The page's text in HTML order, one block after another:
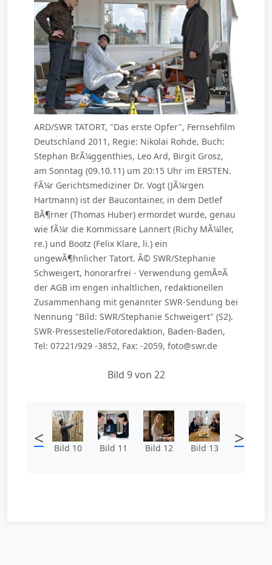
ARD/SWR TATORT, "Das erste Opfer", Fernsehfilm
Deutschland 2011, Regie: Nikolai Rohde, Buch:
Stephan BrÃ¼ggenthies, Leo Ard, Birgit Grosz,
am Sonntag (09.10.11) um 20:15 Uhr im ERSTEN.
FÃ¼r Gerichtsmediziner Dr. Vogt (JÃ¼rgen
Hartmann) ist der Baucontainer, in dem Detlef
BÃ¶rner (Thomas Huber) ermordet wurde, genau
wie fÃ¼r die Kommissare Lannert (Richy MÃ¼ller,
re.) und Bootz (Felix Klare, li.) ein
ungewÃ¶hnlicher Tatort. Â© SWR/Stephanie
Schweigert, honorarfrei - Verwendung gemÃ¤Ã
der AGB im engen inhaltlichen, redaktionellen
Zusammenhang mit genannter SWR-Sendung bei
Nennung "Bild: SWR/Stephanie Schweigert" (S2).
SWR-Pressestelle/Fotoredaktion, Baden-Baden,
Tel: 07221/929 -3852, Fax: -2059, foto@swr.de
Bild 9 von 22
< Bild 10 Bild 11 Bild 12 Bild 13 >